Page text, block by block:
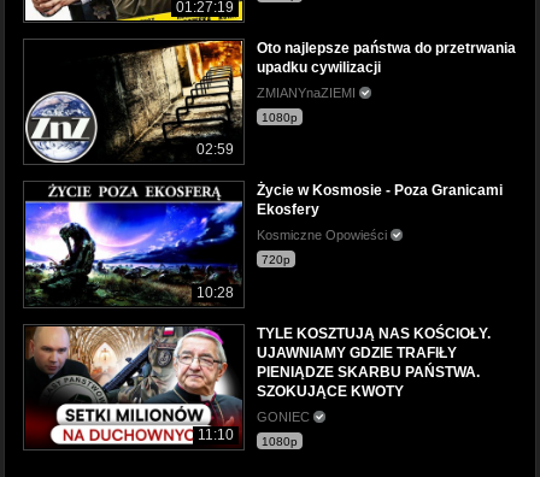
01:27:19
02:59
Oto najlepsze państwa do przetrwania
upadku cywilizacji
ZMIANYnaZIEMI
1080p
10:28
Życie w Kosmosie - Poza Granicami
Ekosfery
Kosmiczne Opowieści
720p
11:10
TYLE KOSZTUJĄ NAS KOŚCIOŁY.
UJAWNIAMY GDZIE TRAFIŁY
PIENIĄDZE SKARBU PAŃSTWA.
SZOKUJĄCE KWOTY
GONIEC
1080p